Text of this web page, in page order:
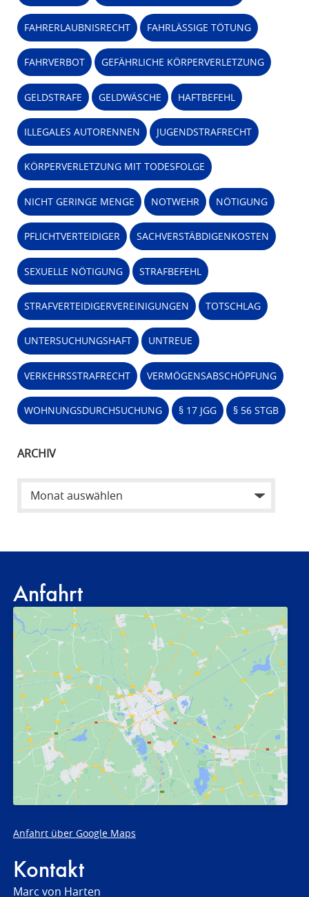
FAHRERLAUBNISRECHT FAHRLÄSSIGE TÖTUNG
FAHRVERBOT GEFÄHRLICHE KÖRPERVERLETZUNG
GELDSTRAFE GELDWÄSCHE HAFTBEFEHL
ILLEGALES AUTORENNEN JUGENDSTRAFRECHT
KÖRPERVERLETZUNG MIT TODESFOLGE
NICHT GERINGE MENGE NOTWEHR NÖTIGUNG
PFLICHTVERTEIDIGER SACHVERSTÄBDIGENKOSTEN
SEXUELLE NÖTIGUNG STRAFBEFEHL
STRAFVERTEIDIGERVEREINIGUNGEN TOTSCHLAG
UNTERSUCHUNGSHAFT UNTREUE
VERKEHRSSTRAFRECHT VERMÖGENSABSCHÖPFUNG
WOHNUNGSDURCHSUCHUNG § 17 JGG § 56 STGB
ARCHIV
Anfahrt
Anfahrt über Google Maps
Kontakt
Marc von Harten